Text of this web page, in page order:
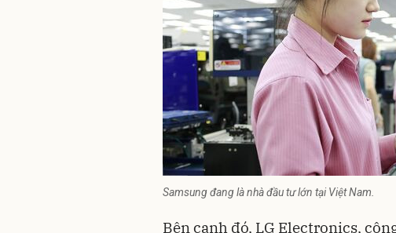
Samsung đang là nhà đầu tư lớn tại Việt Nam.
Bên cạnh đó, LG Electronics,